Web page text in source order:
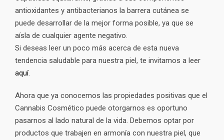
antioxidantes y antibacterianos la barrera cutánea se
puede desarrollar de la mejor forma posible, ya que se
aísla de cualquier agente negativo.
Si deseas leer un poco más acerca de esta nueva
tendencia saludable para nuestra piel, te invitamos a leer
aquí.
Ahora que ya conocemos las propiedades positivas que el
Cannabis Cosmético puede otorgarnos es oportuno
pasarnos al lado natural de la vida. Debemos optar por
productos que trabajen en armonía con nuestra piel, que